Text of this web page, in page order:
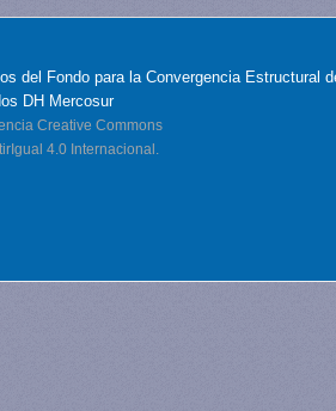
del Fondo para la Convergencia Estructural
DH Mercosur
Creative Commons
4.0 Internacional.